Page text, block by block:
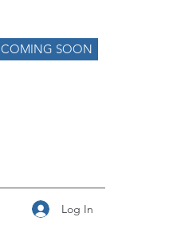
COMING SOON
Log In